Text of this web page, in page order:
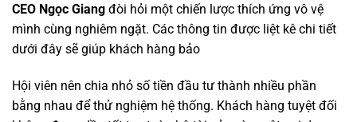
CEO Ngọc Giang đòi hỏi một chiến lược thích ứng vô vệ
mình cùng nghiêm ngặt. Các thông tin được liệt kê chi tiết
dưới đây sẽ giúp khách hàng bảo
Hội viên nên chia nhỏ số tiền đầu tư thành nhiều phần
bằng nhau để thử nghiệm hệ thống. Khách hàng tuyệt đối